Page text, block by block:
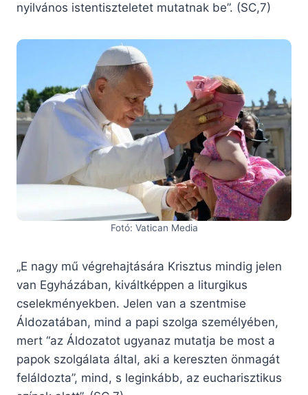
nyilvános istentiszteletet mutatnak be”. (SC,7)
Fotó: Vatican Media
„E nagy mű végrehajtására Krisztus mindig jelen
van Egyházában, kiváltképpen a liturgikus
cselekményekben. Jelen van a szentmise
Áldozatában, mind a papi szolga személyében,
mert “az Áldozatot ugyanaz mutatja be most a
papok szolgálata által, aki a kereszten önmagát
feláldozta”, mind, s leginkább, az eucharisztikus